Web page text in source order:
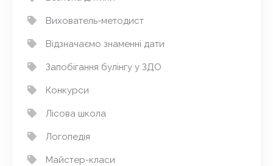
Вихователь-методист
Відзначаємо знаменні дати
Запобігання булінгу у ЗДО
Конкурси
Лісова школа
Логопедія
Майстер-класи